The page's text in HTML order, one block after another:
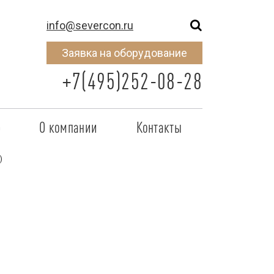
info@severcon.ru
Заявка на оборудование
+7(495)252-08-28
О компании Контакты